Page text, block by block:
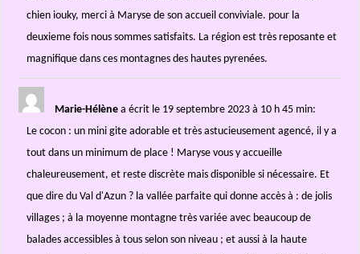
chien iouky, merci à Maryse de son accueil conviviale. pour la
deuxieme fois nous sommes satisfaits. La région est très reposante et
magnifique dans ces montagnes des hautes pyrenées.
Marie-Hélène a écrit le 19 septembre 2023à 10 h 45 min:
Le cocon : un mini gite adorable et très astucieusement agencé, il y a
tout dans un minimum de place ! Maryse vous y accueille
chaleureusement, et reste discrète mais disponible si nécessaire. Et
que dire du Val d'Azun ? la vallée parfaite qui donne accès à : de jolis
villages ; à la moyenne montagne très variée avec beaucoup de
balades accessibles à tous selon son niveau ; et aussi à la haute